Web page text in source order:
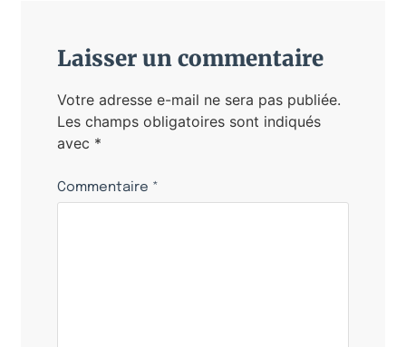
Laisser un commentaire
Votre adresse e-mail ne sera pas publiée.
Les champs obligatoires sont indiqués
avec *
Commentaire *